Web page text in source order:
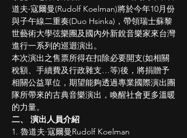
道夫‧寇爾曼(Rudolf Koelman)將於今年10月份
與子午線二重奏(Duo Hsinka)，帶領瑞士蘇黎
世藝術大學弦樂團及國內外新銳音樂家來台灣
進行一系列的巡迴演出。
本次演出之售票所得在扣除必要開支(如相關
稅額、手續費及行政雜支…等)後，將捐贈予
相關公益單位，期望能夠透過專業國際演出團
隊所帶來的古典音樂演出，喚醒社會更多溫暖
的力量。
二、 演出人員介紹
1. 魯道夫·寇爾曼Rudolf Koelman